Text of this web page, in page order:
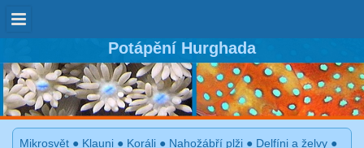
Potápění Hurghada
Mikrosvět ● Klauni ● Koráli ● Nahožábří plži ● Delfíni a želvy ●